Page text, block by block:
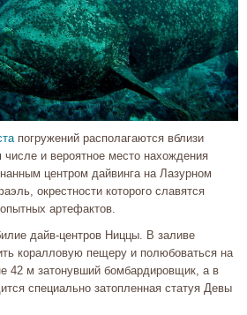
погружений располагаются вблизи
и вероятное место нахождения
центром дайвинга на Лазурном
окрестности которого славятся
артефактов.
дайв-центров Ниццы. В заливе
коралловую пещеру и полюбоваться на
42 м затонувший бомбардировщик, а в
специально затопленная статуя Девы